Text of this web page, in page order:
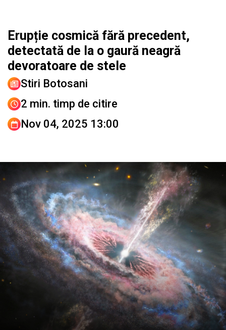
Erupție cosmică fără precedent,
detectată de la o gaură neagră
devoratoare de stele
Stiri Botosani
2 min. timp de citire
Nov 04, 2025 13:00